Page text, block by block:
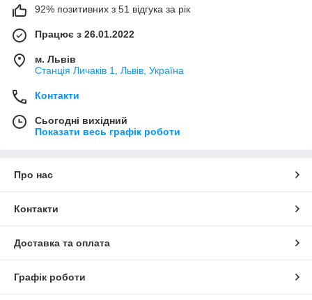
92% позитивних з 51 відгука за рік
Працює з 26.01.2022
м. Львів
Станція Личаків 1, Львів, Україна
Контакти
Сьогодні вихідний
Показати весь графік роботи
Про нас
Контакти
Доставка та оплата
Графік роботи